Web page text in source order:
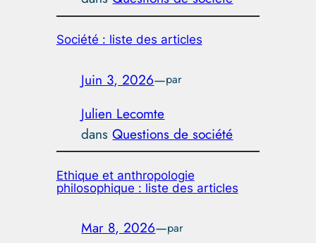
Société : liste des articles
Juin 3, 2026—par
Julien Lecomte
dansQuestions de société
Ethique et anthropologie
philosophique : liste des articles
Mar 8, 2026—par